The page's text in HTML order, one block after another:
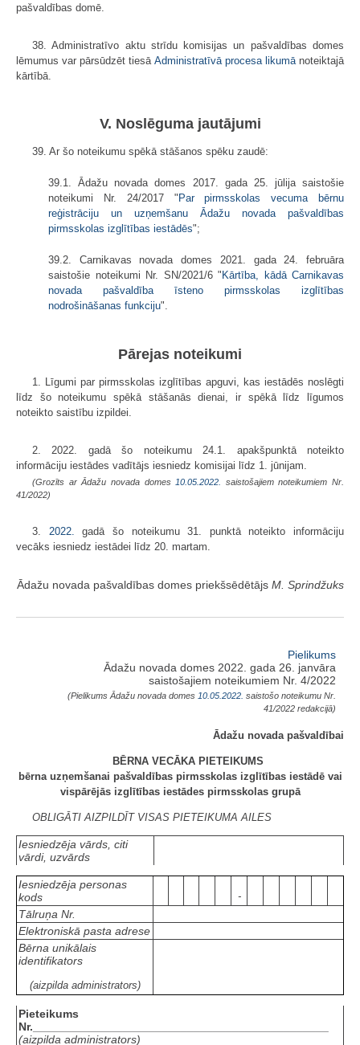
pašvaldības domē.
38. Administratīvo aktu strīdu komisijas un pašvaldības domes
lēmumus var pārsūdzēt tiesā Administratīvā procesa likumānoteiktajā
kārtībā.
V. Noslēguma jautājumi
39. Ar šo noteikumu spēkā stāšanos spēku zaudē:
39.1. Ādažu novada domes 2017. gada 25. jūlija saistošie
noteikumi Nr. 24/2017 " Par pirmsskolas vecuma bērnu
reģistrāciju un uzņemšanu Ādažu novada pašvaldības
pirmsskolas izglītības iestādēs";
39.2. Carnikavas novada domes 2021. gada 24. februāra
saistošie noteikumi Nr. SN/2021/6 " Kārtība, kādā Carnikavas
novada pašvaldība īsteno pirmsskolas izglītības
nodrošināšanas funkciju".
Pārejas noteikumi
1. Līgumi par pirmsskolas izglītības apguvi, kas iestādēs noslēgti
līdz šo noteikumu spēkā stāšanās dienai, ir spēkā līdz līgumos
noteikto saistību izpildei.
2. 2022. gadā šo noteikumu 24.1. apakšpunktā noteikto
informāciju iestādes vadītājs iesniedz komisijai līdz 1. jūnijam.
(Grozīts ar Ādažu novada domes 10.05.2022.
saistošajiem noteikumiem Nr.
41/2022)
3. 2022.gadā šo noteikumu 31. punktā noteikto informāciju
vecāks iesniedz iestādei līdz 20. martam.
Ādažu novada pašvaldības domes priekšsēdētājs M. Sprindžuks
Pielikums
Ādažu novada domes 2022. gada 26. janvāra
saistošajiem noteikumiem Nr. 4/2022
(Pielikums Ādažu novada domes 10.05.2022. saistošo noteikumu Nr.
41/2022 redakcijā)
Ādažu novada pašvaldībai
BĒRNA VECĀKA PIETEIKUMS
bērna uzņemšanai pašvaldības pirmsskolas izglītības iestādē vai
vispārējās izglītības iestādes pirmsskolas grupā
OBLIGĀTI AIZPILDĪT VISAS PIETEIKUMA AILES
Iesniedzēja vārds, citi
vārdi, uzvārds
Iesniedzēja personas
kods
-
Tālruņa Nr.
Elektroniskā pasta adrese
Bērna unikālais
identifikators
(aizpilda administrators)
Pieteikums
Nr.______________________________________________
(aizpilda administrators)